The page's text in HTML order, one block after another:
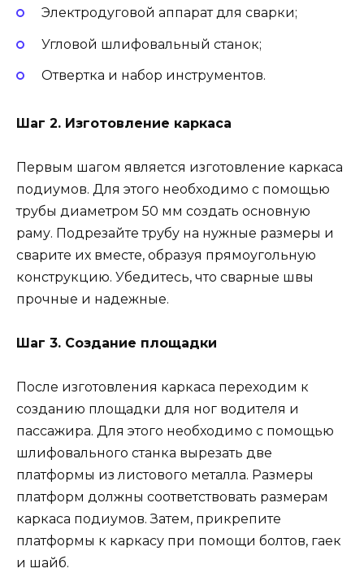
Электродуговой аппарат для сварки;
Угловой шлифовальный станок;
Отвертка и набор инструментов.
Шаг 2. Изготовление каркаса
Первым шагом является изготовление каркаса
подиумов. Для этого необходимо с помощью
трубы диаметром 50 мм создать основную
раму. Подрезайте трубу на нужные размеры и
сварите их вместе, образуя прямоугольную
конструкцию. Убедитесь, что сварные швы
прочные и надежные.
Шаг 3. Создание площадки
После изготовления каркаса переходим к
созданию площадки для ног водителя и
пассажира. Для этого необходимо с помощью
шлифовального станка вырезать две
платформы из листового металла. Размеры
платформ должны соответствовать размерам
каркаса подиумов. Затем, прикрепите
платформы к каркасу при помощи болтов, гаек
и шайб.